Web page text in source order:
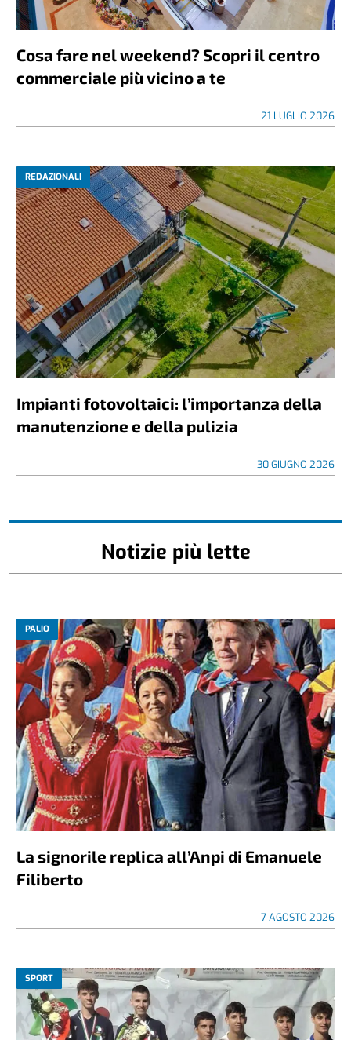
Cosa fare nel weekend? Scopri il centro
commerciale più vicino a te
21 LUGLIO 2026
REDAZIONALI
Impianti fotovoltaici: l’importanza della
manutenzione e della pulizia
30 GIUGNO 2026
Notizie più lette
PALIO
La signorile replica all’Anpi di Emanuele
Filiberto
7 AGOSTO 2026
SPORT